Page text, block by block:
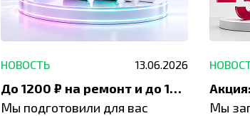
НОВОСТЬ 13.06.2026
До 1200 ₽ на ремонт и до 1500 ₽ на покупку техники Apple
Мы подготовили для вас
Мы